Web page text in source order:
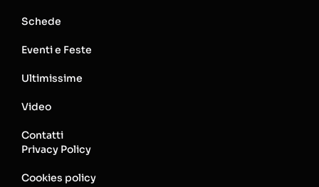
Schede
Eventi e Feste
Ultimissime
Video
Contatti
Privacy Policy
Cookies policy